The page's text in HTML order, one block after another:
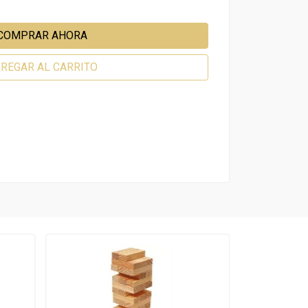
AHORA
AL CARRITO